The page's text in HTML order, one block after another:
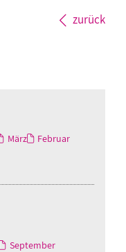
zurück
März
Februar
September